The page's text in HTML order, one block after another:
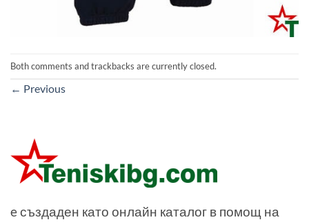
Both comments and trackbacks are currently closed.
← Previous
e създаден като онлайн каталог в помощ на